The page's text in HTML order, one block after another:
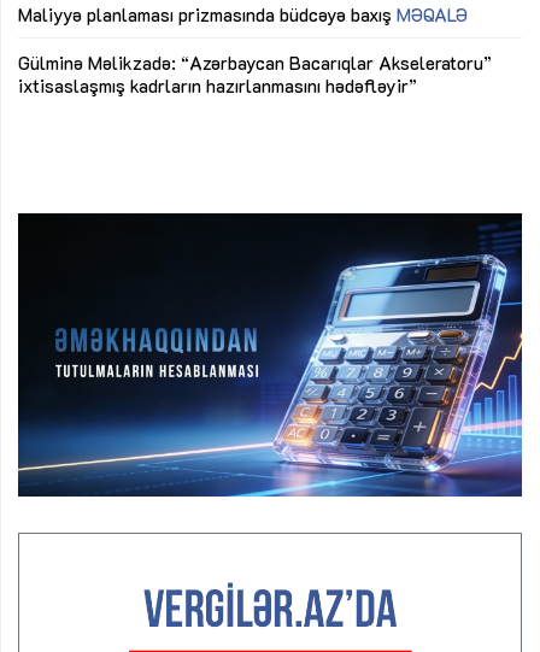
Maliyyə planlaması prizmasında büdcəyə baxış MƏQALƏ
Gülminə Məlikzadə: “Azərbaycan Bacarıqlar Akseleratoru”
ixtisaslaşmış kadrların hazırlanmasını hədəfləyir”